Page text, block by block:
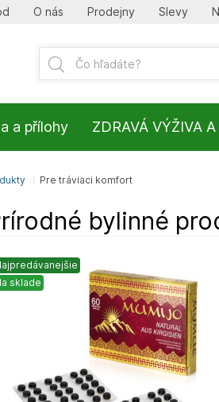
bylinné
sklade
O nás Prodejny Slevy
Pre tráviaci komfort
a přílohy ZDRAVÁ VÝŽIVA